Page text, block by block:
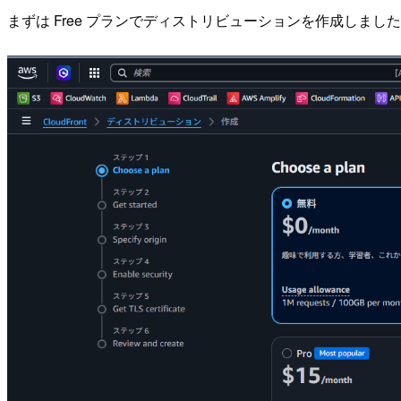
まずは Free プランでディストリビューションを作成しまし